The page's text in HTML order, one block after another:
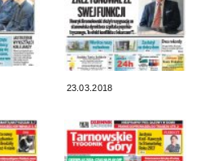
23.03.2018